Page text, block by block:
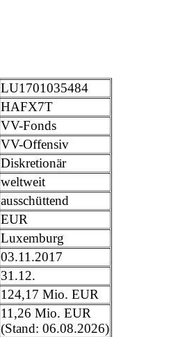
LU1701035484
HAFX7T
VV-Fonds
VV-Offensiv
Diskretionär
weltweit
ausschüttend
EUR
Luxemburg
03.11.2017
31.12.
124,17 Mio. EUR
11,26 Mio. EUR
(Stand: 06.08.2026)